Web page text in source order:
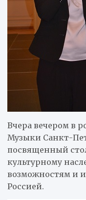
Вчера вечером в
Музыки Санкт-
посвященный
культурному
возможностям и
Россией.